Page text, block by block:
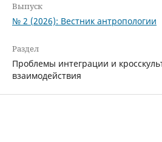
Выпуск
№ 2 (2026): Вестник антропологии
Раздел
Проблемы интеграции и
взаимодействия